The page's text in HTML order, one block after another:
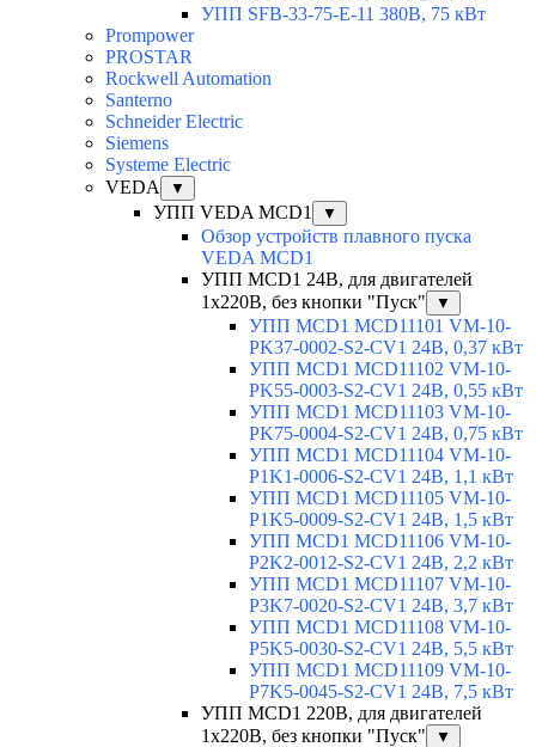
УПП SFB-33-75-E-11 380В, 75 кВт
Prompower
PROSTAR
Rockwell Automation
Santerno
Schneider Electric
Siemens
Systeme Electric
VEDA
▼
УПП VEDA MCD1 ▼
Обзор устройств плавного пуска
VEDA MCD1
УПП MCD1 24В, для двигателей
1х220В, без кнопки "Пуск"
▼
УПП MCD1 MCD11101 VM-10-
PK37-0002-S2-CV1 24В, 0,37 кВт
УПП MCD1 MCD11102 VM-10-
PK55-0003-S2-CV1 24В, 0,55 кВт
УПП MCD1 MCD11103 VM-10-
PK75-0004-S2-CV1 24В, 0,75 кВт
УПП MCD1 MCD11104 VM-10-
P1K1-0006-S2-CV1 24В, 1,1 кВт
УПП MCD1 MCD11105 VM-10-
P1K5-0009-S2-CV1 24В, 1,5 кВт
УПП MCD1 MCD11106 VM-10-
P2K2-0012-S2-CV1 24В, 2,2 кВт
УПП MCD1 MCD11107 VM-10-
P3K7-0020-S2-CV1 24В, 3,7 кВт
УПП MCD1 MCD11108 VM-10-
P5K5-0030-S2-CV1 24В, 5,5 кВт
УПП MCD1 MCD11109 VM-10-
P7K5-0045-S2-CV1 24В, 7,5 кВт
УПП MCD1 220В, для двигателей
1х220В, без кнопки "Пуск"
▼